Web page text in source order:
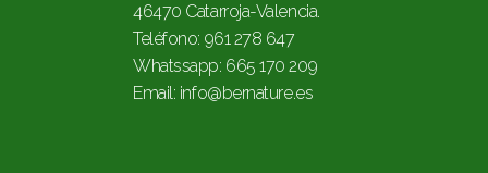
46470 Catarroja-Valencia.
Teléfono: 961 278 647
Whatssapp: 665 170 209
Email: info@bernature.es